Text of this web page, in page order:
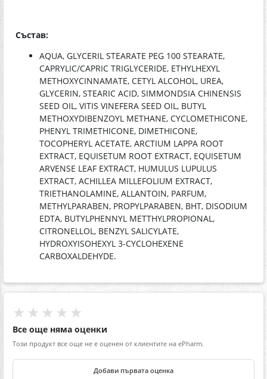
Състав:
AQUA, GLYCERIL STEARATE PEG 100 STEARATE,
CAPRYLIC/CAPRIC TRIGLYCERIDE, ETHYLHEXYL
METHOXYCINNAMATE, CETYL ALCOHOL, UREA,
GLYCERIN, STEARIC ACID, SIMMONDSIA CHINENSIS
SEED OIL, VITIS VINEFERA SEED OIL, BUTYL
METHOXYDIBENZOYL METHANE, CYCLOMETHICONE,
PHENYL TRIMETHICONE, DIMETHICONE,
TOCOPHERYL ACETATE, ARCTIUM LAPPA ROOT
EXTRACT, EQUISETUM ROOT EXTRACT, EQUISETUM
ARVENSE LEAF EXTRACT, HUMULUS LUPULUS
EXTRACT, ACHILLEA MILLEFOLIUM EXTRACT,
TRIETHANOLAMINE, ALLANTOIN, PARFUM,
METHYLPARABEN, PROPYLPARABEN, BHT, DISODIUM
EDTA, BUTYLPHENNYL METTHYLPROPIONAL,
CITRONELLOL, BENZYL SALICYLATE,
HYDROXYISOHEXYL 3-CYCLOHEXENE
CARBOXALDEHYDE.
★★★★★
Все още няма оценки
Този продукт все още не е оценен от клиентите на ePharm.
Добави първата оценка